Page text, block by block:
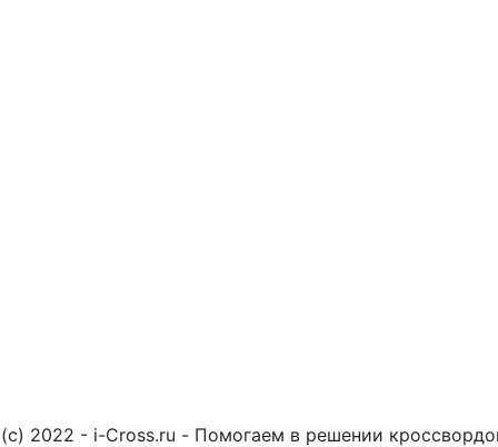
(c) 2022 - i-Cross.ru - Помогаем в решении